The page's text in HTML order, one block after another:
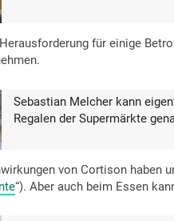
für einige
Sebastian Melcher kann
Regalen der Supermärkte
von Cortison haben
“). Aber auch beim Essen